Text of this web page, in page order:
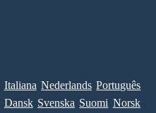
Italiana Nederlands Português
Dansk Svenska Suomi Norsk